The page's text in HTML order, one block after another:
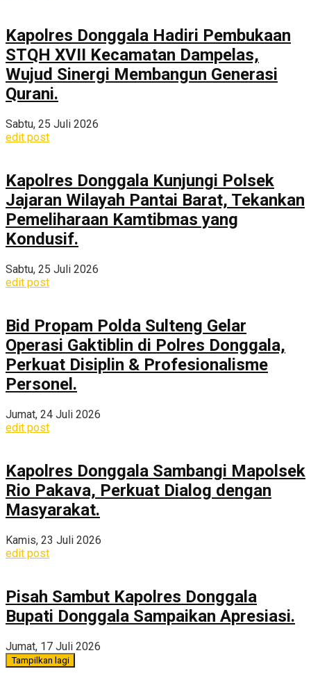
Kapolres Donggala Hadiri Pembukaan
STQH XVII Kecamatan Dampelas,
Wujud Sinergi Membangun Generasi
Qurani.
Sabtu, 25 Juli 2026
edit post
Kapolres Donggala Kunjungi Polsek
Jajaran Wilayah Pantai Barat, Tekankan
Pemeliharaan Kamtibmas yang
Kondusif.
Sabtu, 25 Juli 2026
edit post
Bid Propam Polda Sulteng Gelar
Operasi Gaktiblin di Polres Donggala,
Perkuat Disiplin & Profesionalisme
Personel.
Jumat, 24 Juli 2026
edit post
Kapolres Donggala Sambangi Mapolsek
Rio Pakava, Perkuat Dialog dengan
Masyarakat.
Kamis, 23 Juli 2026
edit post
Pisah Sambut Kapolres Donggala
Bupati Donggala Sampaikan Apresiasi.
Jumat, 17 Juli 2026
Tampilkan lagi